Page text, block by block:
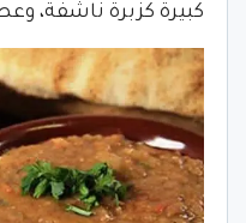
كبيرة كزبرة ناشفة، وعصير